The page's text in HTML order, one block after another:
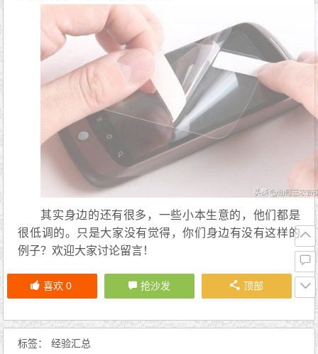
其实身边的还有很多，一些小本生意的，他们都是
很低调的。只是大家没有觉得，你们身边有没有这样的
例子？欢迎大家讨论留言！
喜欢 0 抢沙发 顶部
标签： 经验汇总